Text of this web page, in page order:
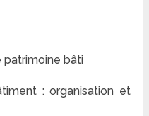
patrimoine bâti
: organisation et